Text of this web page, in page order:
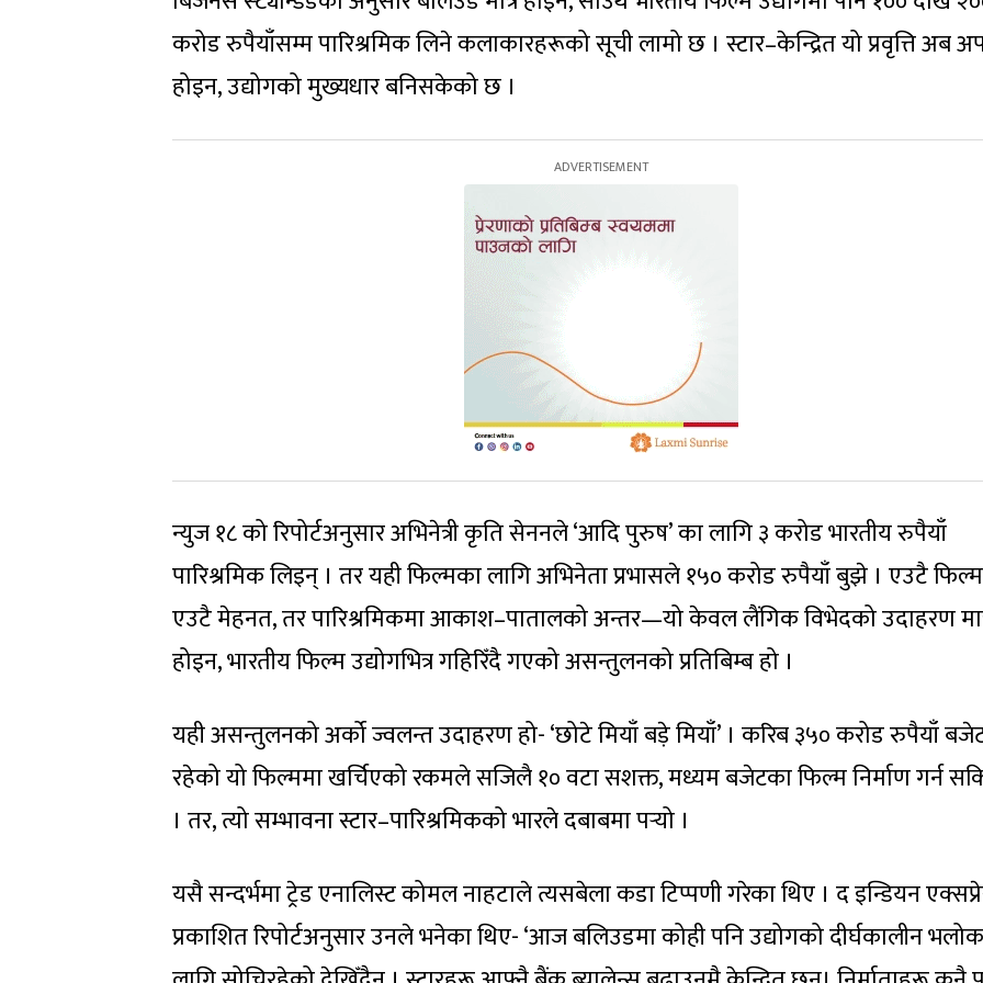
करोड रुपैयाँसम्म पारिश्रमिक लिने कलाकारहरूको सूची लामो छ । स्टार–केन्द्रित यो प्रवृत्ति अब
होइन, उद्योगको मुख्यधार बनिसकेको छ ।
न्युज १८ को रिपोर्टअनुसार अभिनेत्री कृति सेननले ‘आदि पुरुष’ का लागि ३ करोड भारतीय रुपैयाँ
पारिश्रमिक लिइन् । तर यही फिल्मका लागि अभिनेता प्रभासले १५० करोड रुपैयाँ बुझे । एउटै
एउटै मेहनत, तर पारिश्रमिकमा आकाश–पातालको अन्तर—यो केवल लैंगिक विभेदको उदाहरण
होइन, भारतीय फिल्म उद्योगभित्र गहिरिँदै गएको असन्तुलनको प्रतिबिम्ब हो ।
यही असन्तुलनको अर्को ज्वलन्त उदाहरण हो- ‘छोटे मियाँ बड़े मियाँ’ । करिब ३५० करोड रुपैयाँ
रहेको यो फिल्ममा खर्चिएको रकमले सजिलै १० वटा सशक्त, मध्यम बजेटका फिल्म निर्माण गर्न
। तर, त्यो सम्भावना स्टार–पारिश्रमिकको भारले दबाबमा पर्‍यो ।
यसै सन्दर्भमा ट्रेड एनालिस्ट कोमल नाहटाले त्यसबेला कडा टिप्पणी गरेका थिए । द इन्डियन
प्रकाशित रिपोर्टअनुसार उनले भनेका थिए- ‘आज बलिउडमा कोही पनि उद्योगको दीर्घकालीन